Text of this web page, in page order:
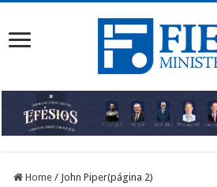
Home / John Piper(página 2)